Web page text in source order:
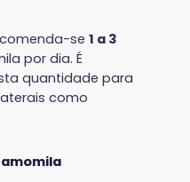
se 1 a 3
por dia. É
quantidade para
como